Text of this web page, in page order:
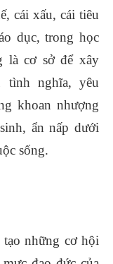
cái xấu, cái tiêu
dục, trong học
là cơ sở để xây
tình nghĩa, yêu
khoan nhượng
ẩn nấp dưới
sống.
những cơ hội